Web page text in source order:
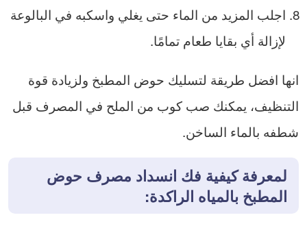
اجلب المزيد من الماء حتى يغلي واسكبه في البالوعة
لإزالة أي بقايا طعام تمامًا.
انها افضل طريقة لتسليك حوض المطبخ ولزيادة قوة
التنظيف، يمكنك صب كوب من الملح في المصرف قبل
شطفه بالماء الساخن.
لمعرفة كيفية فك انسداد مصرف حوض
المطبخ بالمياه الراكدة: